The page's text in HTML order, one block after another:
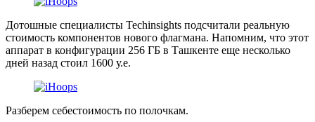
Дотошные специалисты Techinsights подсчитали реальную
стоимость компонентов нового флагмана. Напомним, что этот
аппарат в конфигурации 256 ГБ в Ташкенте еще несколько
дней назад стоил 1600 у.е.
Разберем себестоимость по полочкам.